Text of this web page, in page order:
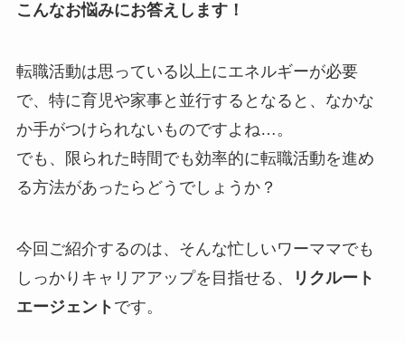
こんなお悩みにお答えします！
転職活動は思っている以上にエネルギーが必要
で、特に育児や家事と並行するとなると、なかな
か手がつけられないものですよね…。
でも、限られた時間でも効率的に転職活動を進め
る方法があったらどうでしょうか？
今回ご紹介するのは、そんな忙しいワーママでも
しっかりキャリアアップを目指せる、
リクルート
エージェント です。